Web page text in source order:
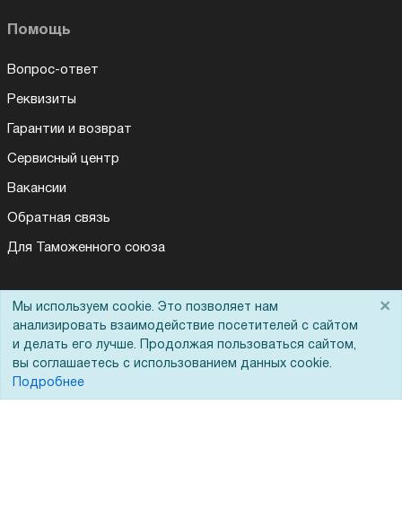
Помощь
Вопрос-ответ
Реквизиты
Гарантии и возврат
Сервисный центр
Вакансии
Обратная связь
Для Таможенного союза
Запрос актов сверки
© 2002 - 2026 Форофис – поставки оборудования для бизнеса:
Мы используем cookie. Это позволяет нам
анализировать взаимодействие посетителей с сайтом
и делать его лучше. Продолжая пользоваться сайтом,
вы соглашаетесь с использованием данных cookie.
Подробнее
×